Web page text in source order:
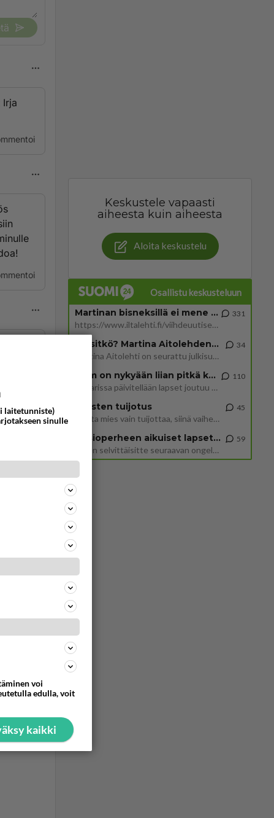
Irja
Keskustele vapaasti
aiheesta kuin aiheesta
Aloita keskustelu
Osallistu keskusteluun
Martinan bisneksillä ei mene hyvin
https://www.iltalehti.fi/viihdeuutiset/a/c46da6ab-340f-4790-aaa7-0865eed2336 Yrityksen konkurssihakemus on tullut kärä
331
Tiesitkö? Martina Aitolehden isäpuoli on tämä suosittu laulaja
Martina Aitolehti on seurattu julkisuuden henkilö. Lähipiiriin mahtuu muitakin tunnettuja henkilöitä. Tiesitkö, että Ma
34
2 km on nykyään liian pitkä koulumatka
Hesarissa päivitellään lapset joutuu nyt kulkemaan 2 km kouluun jösses. Ruostefillarilla tuo matka menee vaikka miten äk
110
Miesten tuijotus
Mutta mies vain tuijottaa, siinä vaiheessa käännän itse pään pois. Mikä juttu? Yleensä jos joku tuijottaa tai katsoo, hä
45
Uusioperheen aikuiset lapset tyhjentää jääkaapin käydessään
Miten selvittäisitte seuraavan ongelman, meillä on uusioperhe, minulla teini-ikäiset lapset ja puolisolla aikuiset, jotk
59
laitetunniste)
sinulle
voi
edulla, voit
kaikki